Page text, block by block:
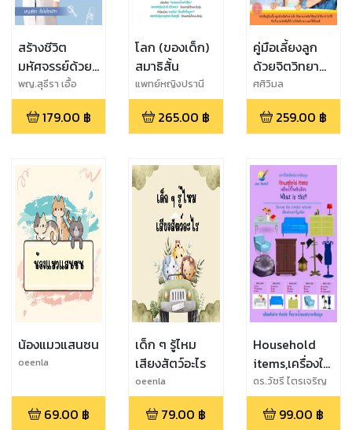
สร้างชีวิต
มหัศจรรย์ด้วย
น้ำนมแม่
พญ.สุธีรา เอื้อ
ไพโรจน์กิจ
179.00 ฿
โลก (ของเด็ก)
สมาธิสั้น
แพทย์หญิงปรานี
ปวีณชนา
265.00 ฿
คู่มือเลี้ยงลูก
ด้วยจิตวิทยา
เด็ก ( Child
Psychology )
ศศิวิมล
259.00 ฿
น้องแมวแสนซน
oeenla
69.00 ฿
เด็ก ๆ รู้ไหม
เสียงสัตว์อะไร
oeenla
79.00 ฿
Household
items,เครื่องใช้
ในครัว
เรือน,What is
this เลือกคำ
ดร.วัชรี ไตรเจริญ
กุลภักดิ์ (ดร.ฝน)
99.00 ฿